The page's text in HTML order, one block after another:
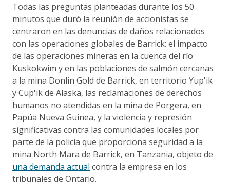
Todas las preguntas planteadas durante los 50
minutos que duró la reunión de accionistas se
centraron en las denuncias de daños relacionados
con las operaciones globales de Barrick: el impacto
de las operaciones mineras en la cuenca del río
Kuskokwim y en las poblaciones de salmón cercanas
a la mina Donlin Gold de Barrick, en territorio Yup'ik
y Cup'ik de Alaska, las reclamaciones de derechos
humanos no atendidas en la mina de Porgera, en
Papúa Nueva Guinea, y la violencia y represión
significativas contra las comunidades locales por
parte de la policía que proporciona seguridad a la
mina North Mara de Barrick, en Tanzania, objeto de
una demanda actual contra la empresa en los
tribunales de Ontario.